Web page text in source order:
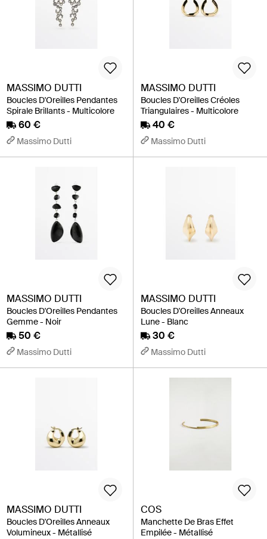
MASSIMO DUTTI
Boucles D'Oreilles Pendantes
Spirale Brillants - Multicolore
60 €
Massimo Dutti
MASSIMO DUTTI
Boucles D'Oreilles Créoles
Triangulaires - Multicolore
40 €
Massimo Dutti
MASSIMO DUTTI
Boucles D'Oreilles Pendantes
Gemme - Noir
50 €
Massimo Dutti
MASSIMO DUTTI
Boucles D'Oreilles Anneaux
Lune - Blanc
30 €
Massimo Dutti
MASSIMO DUTTI
Boucles D'Oreilles Anneaux
Volumineux - Métallisé
COS
Manchette De Bras Effet
Empilée - Métallisé